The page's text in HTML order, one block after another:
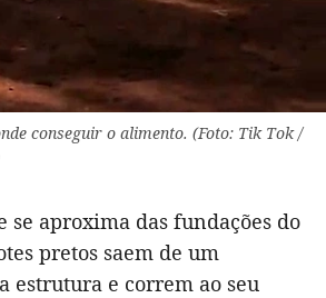
conseguir o alimento. (Foto: Tik Tok /
se aproxima das fundações do
pretos saem de um
estrutura e correm ao seu